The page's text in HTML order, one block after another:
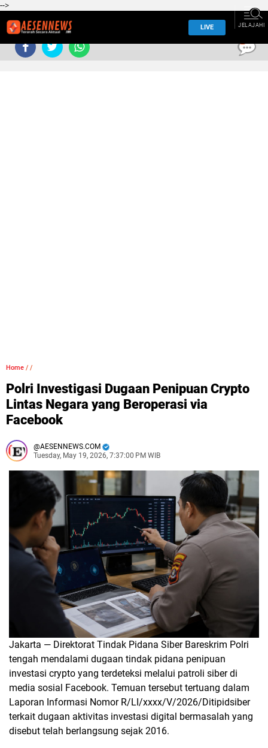
-->
LIVE JELAJAHI
Home / /
Polri Investigasi Dugaan Penipuan Crypto
Lintas Negara yang Beroperasi via
Facebook
AESENNEWS.COM
Tuesday, May 19, 2026, 7:37:00 PM WIB
Jakarta — Direktorat Tindak Pidana Siber Bareskrim Polri
tengah mendalami dugaan tindak pidana penipuan
investasi crypto yang terdeteksi melalui patroli siber di
media sosial Facebook. Temuan tersebut tertuang dalam
Laporan Informasi Nomor R/LI/xxxx/V/2026/Ditipidsiber
terkait dugaan aktivitas investasi digital bermasalah yang
disebut telah berlangsung sejak 2016.